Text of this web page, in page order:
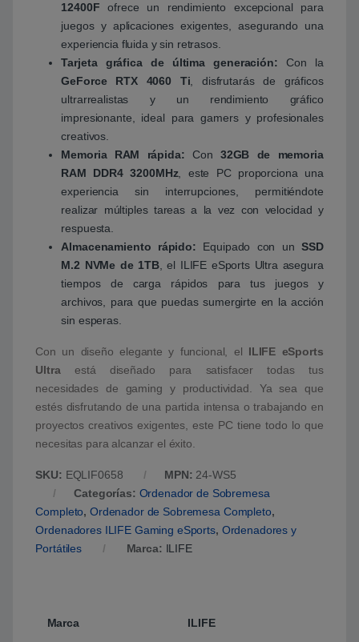
12400F ofrece un rendimiento excepcional para
juegos y aplicaciones exigentes, asegurando una
experiencia fluida y sin retrasos.
Tarjeta gráfica de última generación: Con la
GeForce RTX 4060 Ti , disfrutarás de gráficos
ultrarrealistas y un rendimiento gráfico
impresionante, ideal para gamers y profesionales
creativos.
Memoria RAM rápida: Con 32GB de memoria
RAM DDR4 3200MHz , este PC proporciona una
experiencia sin interrupciones, permitiéndote
realizar múltiples tareas a la vez con velocidad y
respuesta.
Almacenamiento rápido: Equipado con unSSD
M.2 NVMe de 1TB, el ILIFE eSports Ultra asegura
tiempos de carga rápidos para tus juegos y
archivos, para que puedas sumergirte en la acción
sin esperas.
Con un diseño elegante y funcional, el ILIFE eSports
Ultra está diseñado para satisfacer todas tus
necesidades de gaming y productividad. Ya sea que
estés disfrutando de una partida intensa o trabajando en
proyectos creativos exigentes, este PC tiene todo lo que
necesitas para alcanzar el éxito.
SKU: EQLIF0658 MPN: 24-WS5
Categorías: Ordenador de Sobremesa
Completo,Ordenador de Sobremesa Completo,
Ordenadores ILIFE Gaming eSports, Ordenadores y
Portátiles
Marca: ILIFE
Marca ILIFE